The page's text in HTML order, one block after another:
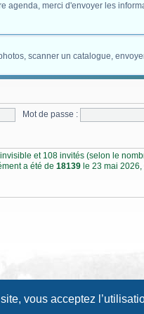
vous acceptez
agenda, merci d'envoyer les
scanner un catalogue,
Mot de passe :
et 108 invités (selon le
a été de 18139 le 23 mai